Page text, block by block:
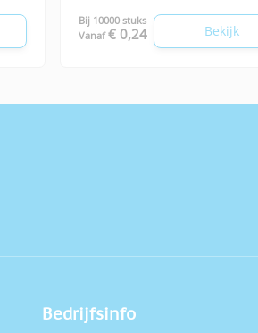
Bij 10000 stuks
Vanaf € 0,24 Bekijk
Bedrijfsinfo